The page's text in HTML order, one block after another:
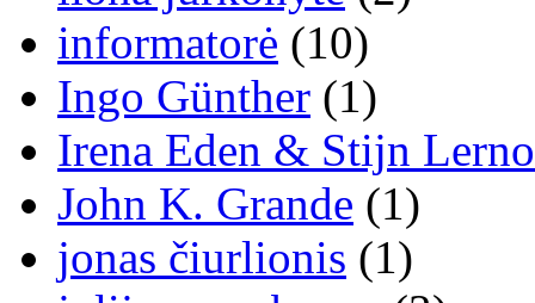
informatorė (10)
Ingo Günther (1)
Irena Eden & Stijn
John K. Grande (1)
jonas čiurlionis (1)